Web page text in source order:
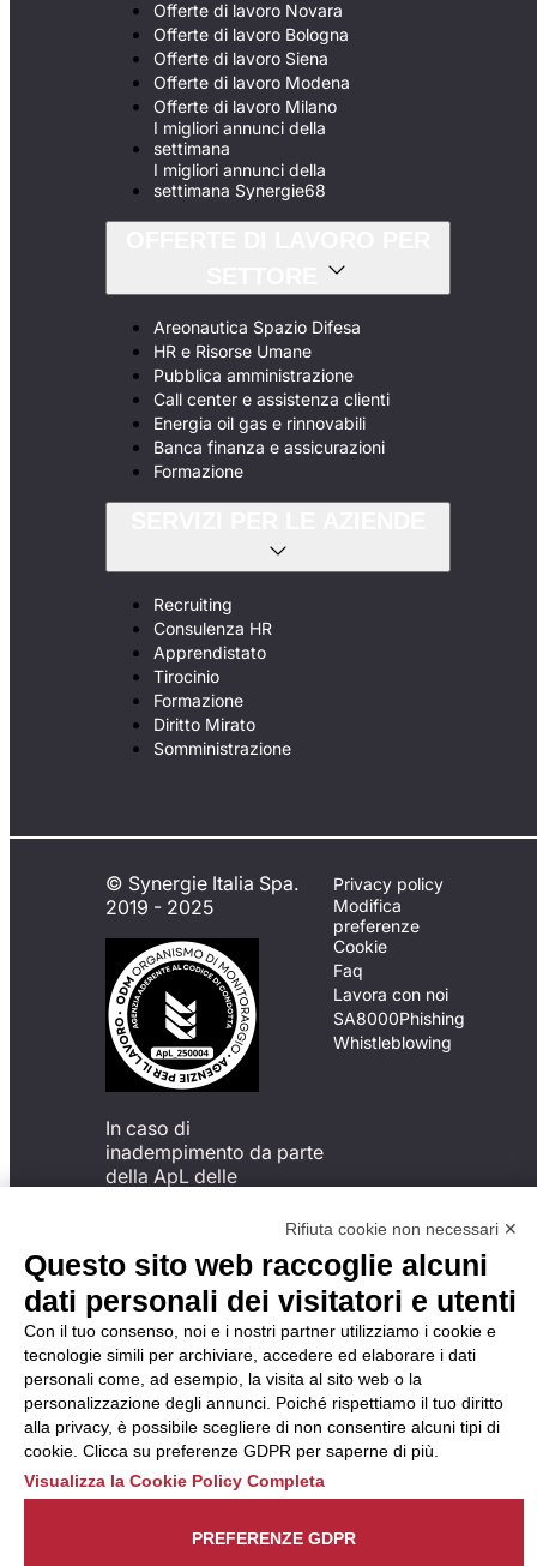
Offerte di lavoro Novara
Offerte di lavoro Bologna
Offerte di lavoro Siena
Offerte di lavoro Modena
Offerte di lavoro Milano
I migliori annunci della
settimana
I migliori annunci della
settimana Synergie68
Areonautica Spazio Difesa
HR e Risorse Umane
Pubblica amministrazione
Call center e assistenza clienti
Energia oil gas e rinnovabili
Banca finanza e assicurazioni
Formazione
Recruiting
Consulenza HR
Apprendistato
Tirocinio
Formazione
Diritto Mirato
Somministrazione
© Synergie Italia Spa.
2019 - 2025
In caso di
inadempimento da parte
della ApL delle
del Codice di Condotta, è
possibile presentare un
reclamo
all’Organismo di
Monitoraggio utilizzando
una delle modalità
descritte al seguente
indirizzo web
https://odm-
agenzielavoro.it/reclami/ .
Privacy policy
Modifica
preferenze
Cookie
Faq
Lavora con noi
SA8000Phishing
Whistleblowing
Rifiuta cookie non necessari ✕
Questo sito web raccoglie alcuni
dati personali dei visitatori e utenti
Con il tuo consenso, noi e i nostri partner utilizziamo i cookie e
tecnologie simili per archiviare, accedere ed elaborare i dati
personali come, ad esempio, la visita al sito web o la
personalizzazione degli annunci. Poiché rispettiamo il tuo diritto
alla privacy, è possibile scegliere di non consentire alcuni tipi di
cookie. Clicca su preferenze GDPR per saperne di più.
Visualizza la Cookie Policy Completa
PREFERENZE GDPR